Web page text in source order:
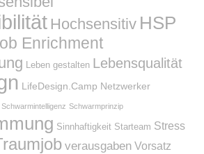
Hochsensitiv HSP
Enrichment
Leben gestalten Lebensqualität
LifeDesign.Camp Netzwerker
Schwarmintelligenz Schwarmprinzip
Sinnhaftigkeit Starteam Stress
verausgaben Vorsatz